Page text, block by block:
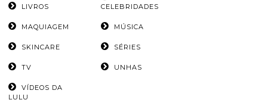
LIVROS
CELEBRIDADES
MAQUIAGEM MÚSICA
SKINCARE SÉRIES
TV UNHAS
VÍDEOS DA
LULU